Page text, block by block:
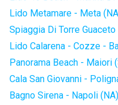
Lido Metamare - Meta
Spiaggia Di Torre
Lido Calarena - Cozze -
Panorama Beach - Maiori
Cala San Giovanni -
Bagno Sirena - Napoli (NA)